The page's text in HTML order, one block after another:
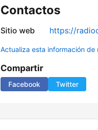
Contactos
Sitio web https://
Actualiza esta información de
Compartir
Facebook Twitter